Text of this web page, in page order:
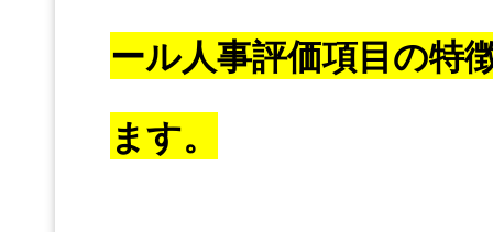
ール人事評価項目の特
ます。